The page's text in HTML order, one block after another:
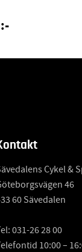
Cykel &
46
60 Sävedalen
031-26 28 00
10:00 –